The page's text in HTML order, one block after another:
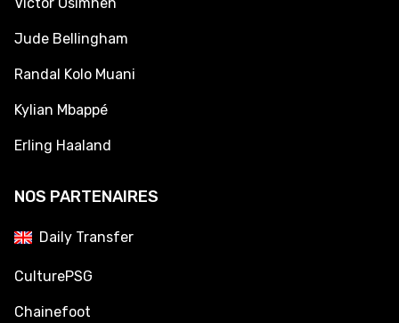
Victor Osimhen
Jude Bellingham
Randal Kolo Muani
Kylian Mbappé
Erling Haaland
NOS PARTENAIRES
Daily Transfer
CulturePSG
Chainefoot